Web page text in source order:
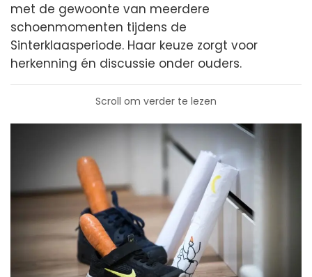
met de gewoonte van meerdere
schoenmomenten tijdens de
Sinterklaasperiode. Haar keuze zorgt voor
herkenning én discussie onder ouders.
Scroll om verder te lezen